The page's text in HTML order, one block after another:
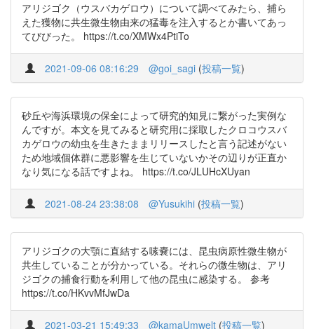
アリジゴク（ウスバカゲロウ）について調べてみたら、捕ら
えた獲物に共生微生物由来の猛毒を注入するとか書いてあっ
てびびった。 https://t.co/XMWx4PtiTo
2021-09-06 08:16:29 @goi_sagi (投稿一覧)
砂丘や海浜環境の保全によって研究的知見に繋がった実例な
んですが。本文を見てみると研究用に採取したクロコウスバ
カゲロウの幼虫を生きたままリリースしたと言う記述がない
ため地域個体群に悪影響を生じていないかその辺りが正直か
なり気になる話ですよね。 https://t.co/JLUHcXUyan
2021-08-24 23:38:08 @Yusukihi (投稿一覧)
アリジゴクの大顎に直結する嗉嚢には、昆虫病原性微生物が
共生していることが分かっている。それらの微生物は、アリ
ジゴクの捕食行動を利用して他の昆虫に感染する。 参考
https://t.co/HKvvMfJwDa
2021-03-21 15:49:33 @kamaUmwelt (投稿一覧)